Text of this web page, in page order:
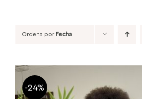
Ordena por Fecha
-24%